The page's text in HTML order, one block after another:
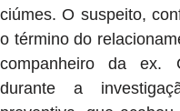
ciúmes. O suspeito,
o término do
companheiro da ex.
durante a